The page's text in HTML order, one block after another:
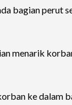
bagian perut
menarik
ke dalam